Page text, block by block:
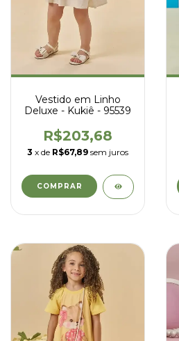
Vestido em Linho
Deluxe - Kukiê - 95539
R$203,68
3 x de R$67,89 sem juros
COMPRAR